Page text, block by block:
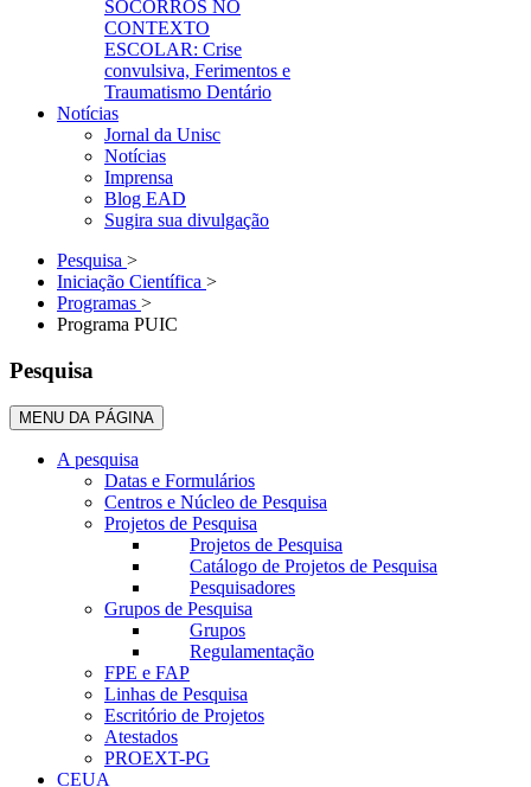
SOCORROS NO
CONTEXTO
ESCOLAR: Crise
convulsiva, Ferimentos e
Traumatismo Dentário
Notícias
Jornal da Unisc
Notícias
Imprensa
Blog EAD
Sugira sua divulgação
Pesquisa >
Iniciação Científica >
Programas >
Programa PUIC
Pesquisa
MENU DA PÁGINA
A pesquisa
Datas e Formulários
Centros e Núcleo de Pesquisa
Projetos de Pesquisa
Projetos de Pesquisa
Catálogo de Projetos de Pesquisa
Pesquisadores
Grupos de Pesquisa
Grupos
Regulamentação
FPE e FAP
Linhas de Pesquisa
Escritório de Projetos
Atestados
PROEXT-PG
CEUA